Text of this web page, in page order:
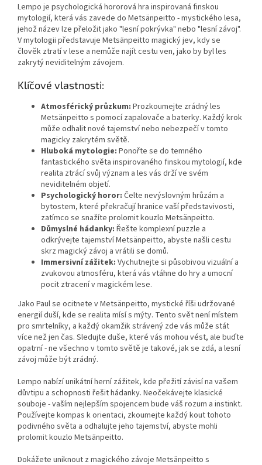
Lempo je psychologická hororová hra inspirovaná finskou
mytologií, která vás zavede do Metsänpeitto - mystického lesa,
jehož název lze přeložit jako "lesní pokrývka" nebo "lesní závoj".
V mytologii představuje Metsänpeitto magický jev, kdy se
člověk ztratí v lese a nemůže najít cestu ven, jako by byl les
zakrytý neviditelným závojem.
Klíčové vlastnosti:
Atmosférický průzkum: Prozkoumejte zrádný les
Metsänpeitto s pomocí zapalovače a baterky. Každý krok
může odhalit nové tajemství nebo nebezpečí v tomto
magicky zakrytém světě.
Hluboká mytologie: Ponořte se do temného
fantastického světa inspirovaného finskou mytologií, kde
realita ztrácí svůj význam a les vás drží ve svém
neviditelném objetí.
Psychologický horor: Čelte nevýslovným hrůzám a
bytostem, které překračují hranice vaší představivosti,
zatímco se snažíte prolomit kouzlo Metsänpeitto.
Důmyslné hádanky: Řešte komplexní puzzle a
odkrývejte tajemství Metsänpeitto, abyste našli cestu
skrz magický závoj a vrátili se domů.
Immersivní zážitek: Vychutnejte si působivou vizuální a
zvukovou atmosféru, která vás vtáhne do hry a umocní
pocit ztracení v magickém lese.
Jako Paul se ocitnete v Metsänpeitto, mystické říši udržované
energií duší, kde se realita mísí s mýty. Tento svět není místem
pro smrtelníky, a každý okamžik strávený zde vás může stát
více než jen čas. Sledujte duše, které vás mohou vést, ale buďte
opatrní - ne všechno v tomto světě je takové, jak se zdá, a lesní
závoj může být zrádný.
Lempo nabízí unikátní herní zážitek, kde přežití závisí na vašem
důvtipu a schopnosti řešit hádanky. Neočekávejte klasické
souboje - vaším nejlepším spojencem bude váš rozum a instinkt.
Používejte kompas k orientaci, zkoumejte každý kout tohoto
podivného světa a odhalujte jeho tajemství, abyste mohli
prolomit kouzlo Metsänpeitto.
Dokážete uniknout z magického závoje Metsänpeitto s